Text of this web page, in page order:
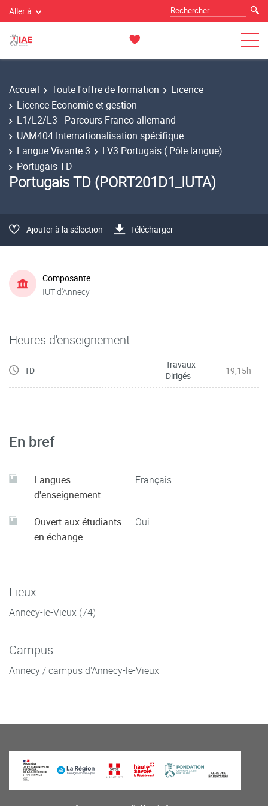
Aller à
Accueil Toute l'offre de formation
Licence
Licence Economie et gestion
L1/L2/L3 - Parcours Franco-allemand
UAM404 Internationalisation spécifique
Langue Vivante 3
LV3 Portugais ( Pôle langue)
Portugais TD
Portugais TD (PORT201D1_IUTA)
Ajouter à la sélection Télécharger
Composante
IUT d'Annecy
Heures d'enseignement
TD
Travaux
Dirigés
19,15h
En bref
Langues
d'enseignement
Français
Ouvert aux étudiants
en échange
Oui
Lieux
Annecy-le-Vieux (74)
Campus
Annecy / campus d'Annecy-le-Vieux